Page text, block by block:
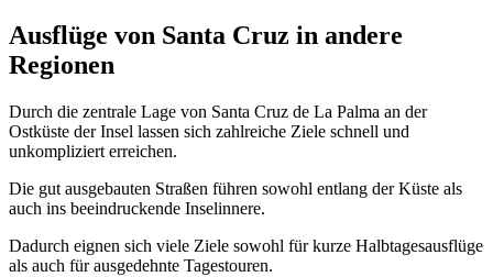
Ausflüge von Santa Cruz in andere
Regionen
Durch die zentrale Lage von Santa Cruz de La Palma an der
Ostküste der Insel lassen sich zahlreiche Ziele schnell und
unkompliziert erreichen.
Die gut ausgebauten Straßen führen sowohl entlang der Küste als
auch ins beeindruckende Inselinnere.
Dadurch eignen sich viele Ziele sowohl für kurze Halbtagesausflüge
als auch für ausgedehnte Tagestouren.